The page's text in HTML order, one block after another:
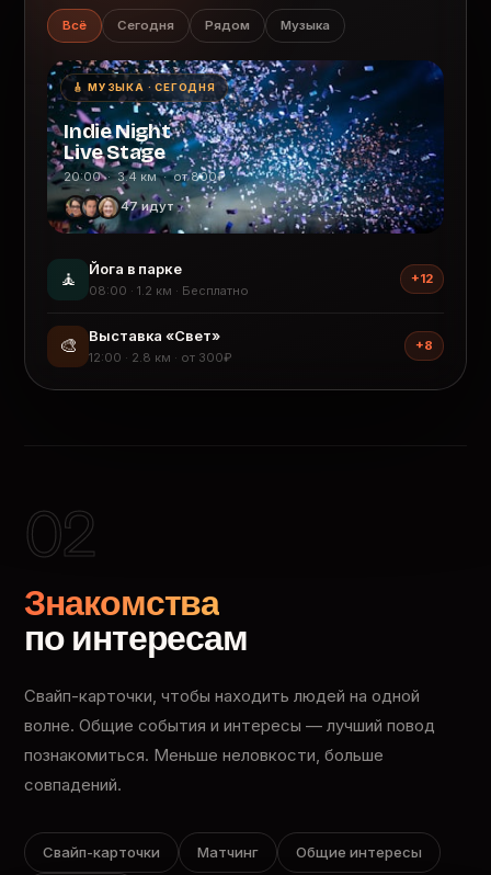
Всё Сегодня Рядом Музыка
🎸 МУЗЫКА · СЕГОДНЯ
Indie Night
Live Stage
20:00 · 3.4 км · от 800₽
47 идут
🧘 Йога в парке
08:00 · 1.2 км · Бесплатно
+12
🎨 Выставка «Свет»
12:00 · 2.8 км · от 300₽
+8
02
Знакомства
по интересам
Свайп-карточки, чтобы находить людей на одной
волне. Общие события и интересы — лучший повод
познакомиться. Меньше неловкости, больше
совпадений.
Свайп-карточки Матчинг Общие интересы